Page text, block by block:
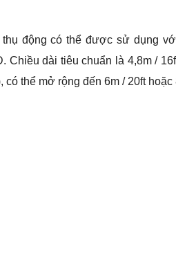
thụ động có thể được sử dụng
Chiều dài tiêu chuẩn là 4,8m /
có thể mở rộng đến 6m / 20ft hoặc